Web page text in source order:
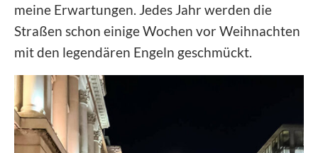
meine Erwartungen. Jedes Jahr werden die
Straßen schon einige Wochen vor Weihnachten
mit den legendären Engeln geschmückt.